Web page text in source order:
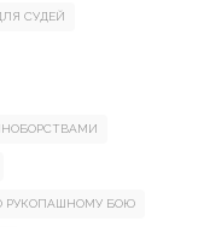
СУДЕЙ
РУКОПАШНОМУ БОЮ